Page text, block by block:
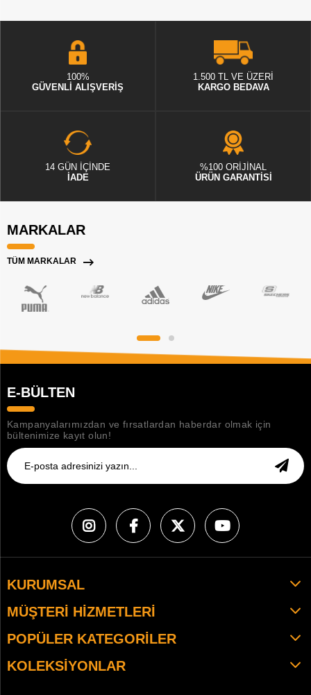
100%
GÜVENLİ ALIŞVERİŞ
1.500 TL VE ÜZERİ
KARGO BEDAVA
14 GÜN İÇİNDE
İADE
%100 ORİJİNAL
ÜRÜN GARANTİSİ
MARKALAR
TÜM MARKALAR
E-BÜLTEN
Kampanyalarımızdan ve fırsatlardan haberdar olmak için
bültenimize kayıt olun!
KURUMSAL
MÜŞTERI HIZMETLERI
POPÜLER KATEGORILER
KOLEKSIYONLAR